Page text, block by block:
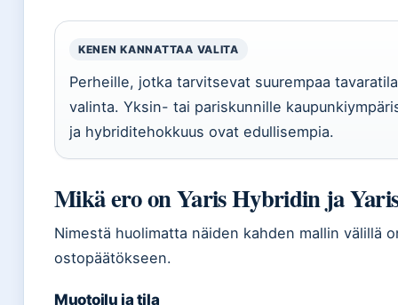
KENEN KANNATTAA VALITA
Perheille, jotka tarvitsevat suurempaa
valinta. Yksin- tai pariskunnille
ja hybriditehokkuus ovat edullisempia.
Mikä ero on Yaris Hybridin ja
Nimestä huolimatta näiden kahden mallin välillä
ostopäätökseen.
Muotoilu ja tila